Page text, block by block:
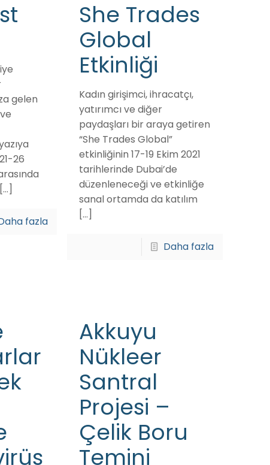
gelen
26
fazla
She Trades
Global
Etkinliği
Kadın girişimci, ihracatçı,
yatırımcı ve diğer
paydaşları bir araya getiren
“She Trades Global”
etkinliğinin 17-19 Ekim 2021
tarihlerinde Dubai’de
düzenleneceği ve etkinliğe
sanal ortamda da katılım
[…]
Daha fazla
Akkuyu
Nükleer
Santral
Projesi –
Çelik Boru
Temini